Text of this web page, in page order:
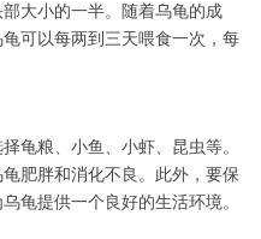
大小的一半。随着乌龟的成
可以每两到三天喂食一次，每
龟粮、小鱼、小虾、昆虫等。
肥胖和消化不良。此外，要保
龟提供一个良好的生活环境。